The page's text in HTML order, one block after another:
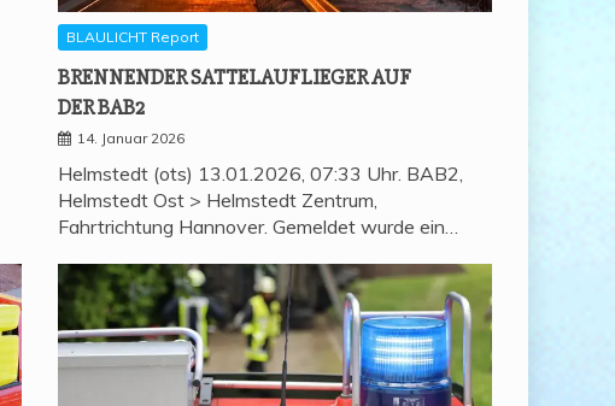
BLAULICHT Report
BREN­NEN­DER SAT­TEL­AUF­LIE­GER AUF
DER BAB2
14. Januar 2026
Helmstedt (ots) 13.01.2026, 07:33 Uhr. BAB2,
Helmstedt Ost > Helmstedt Zentrum,
Fahrtrichtung Hannover. Gemeldet wurde ein…